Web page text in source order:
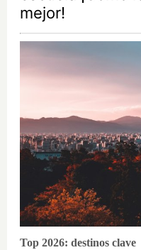
mejor!
Top 2026: destinos clave